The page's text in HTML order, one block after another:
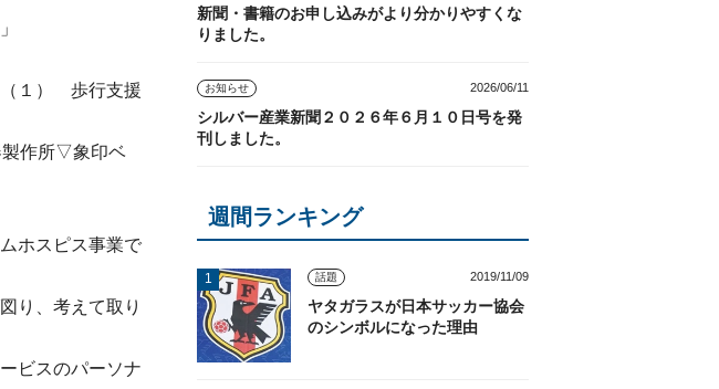
（１） 歩行支援
作所▽象印ベ
ホスピス事業で
り、考えて取り
ビスのパーソナ
新聞・書籍のお申し込みがより分かりやすくな
りました。
お知らせ 2026/06/11
シルバー産業新聞２０２６年６月１０日号を発
刊しました。
週間ランキング
話題 2019/11/09
ヤタガラスが日本サッカー協会
のシンボルになった理由